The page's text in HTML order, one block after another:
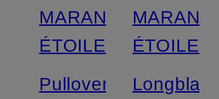
MARANT
ÉTOILE
Pullover
MARANT
ÉTOILE